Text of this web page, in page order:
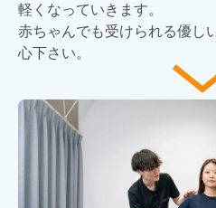
軽くなっていきます。
赤ちゃんでも受けられる優し
心下さい。